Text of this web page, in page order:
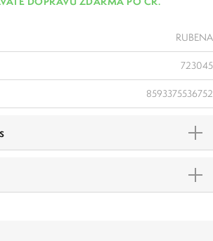
RUBENA
723045
8593375536752